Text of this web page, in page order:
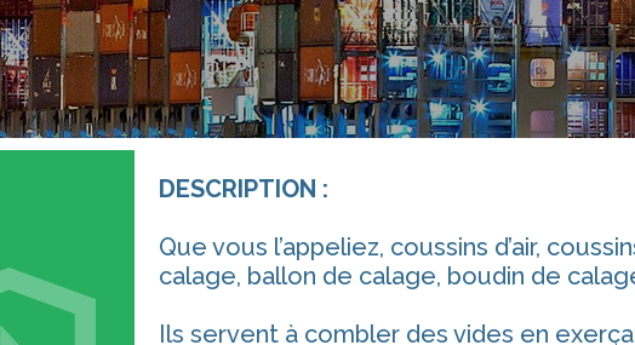
DESCRIPTION :
Que vous l’appeliez, coussins d’air,
calage, ballon de calage, boudin de
Ils servent à combler des vides en